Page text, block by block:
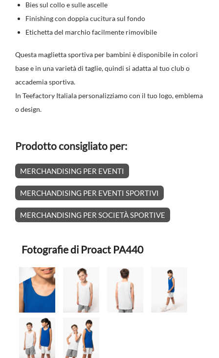
Bies sul collo e sulle ascelle
Finishing con doppia cucitura sul fondo
Etichetta del marchio facilmente rimovibile
Questa maglietta sportiva per bambini è disponibile in colori
base e in una varietà di taglie, quindi si adatta al tuo club o
accademia sportiva.
In Teefactory Italiala personalizziamo con il tuo logo, emblema
o design.
Prodotto consigliato per:
MERCHANDISING PER EVENTI
MERCHANDISING PER EVENTI SPORTIVI
MERCHANDISING PER SOCIETÀ SPORTIVE
Fotografie di Proact PA440